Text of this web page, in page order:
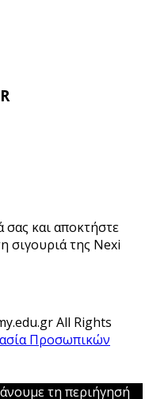
και αποκτήστε
σιγουριά της Nexi
All Rights
Προσωπικών
τη περιήγησή